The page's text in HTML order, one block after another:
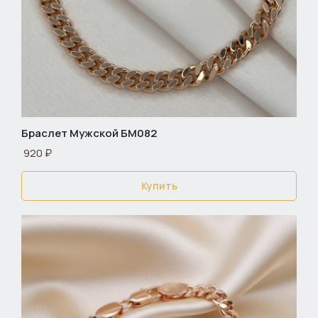
Браслет Мужской БМ082
920 ₽
Купить